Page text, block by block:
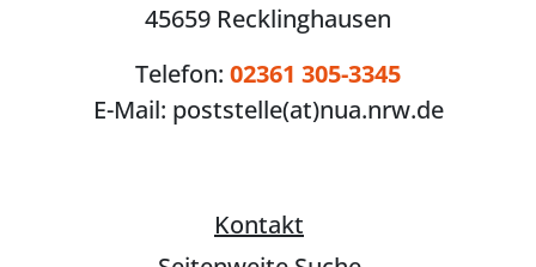
45659 Recklinghausen
Telefon: 02361 305-3345
E-Mail: poststelle(at)nua.nrw.de
Kontakt